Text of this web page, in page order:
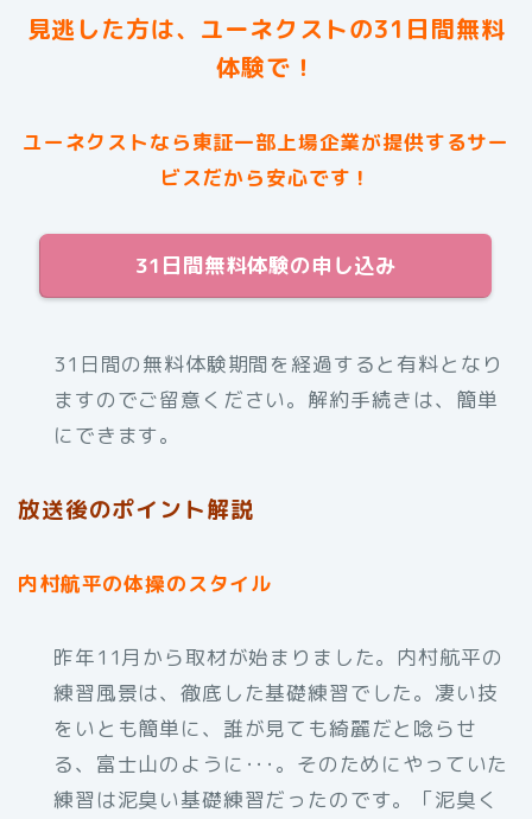
見逃した方は、ユーネクストの31日間無料
体験で！
ユーネクストなら東証一部上場企業が提供するサー
ビスだから安心です！
31日間無料体験の申し込み
31日間の無料体験期間を経過すると有料となり
ますのでご留意ください。解約手続きは、簡単
にできます。
放送後のポイント解説
内村航平の体操のスタイル
昨年11月から取材が始まりました。内村航平の
練習風景は、徹底した基礎練習でした。凄い技
をいとも簡単に、誰が見ても綺麗だと唸らせ
る、富士山のように･･･。そのためにやっていた
練習は泥臭い基礎練習だったのです。「泥臭く